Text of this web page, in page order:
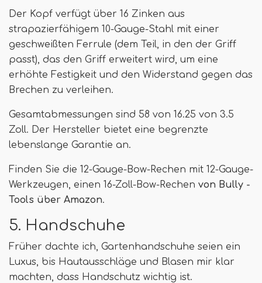
Der Kopf verfügt über 16 Zinken aus
strapazierfähigem 10-Gauge-Stahl mit einer
geschweißten Ferrule (dem Teil, in den der Griff
passt), das den Griff erweitert wird, um eine
erhöhte Festigkeit und den Widerstand gegen das
Brechen zu verleihen.
Gesamtabmessungen sind ‎58 von 16.25 von 3.5
Zoll. Der Hersteller bietet eine begrenzte
lebenslange Garantie an.
Finden Sie die 12-Gauge-Bow-Rechen mit 12-Gauge-
Werkzeugen, einen 16-Zoll-Bow-Rechen von Bully -
Tools über Amazon.
5. Handschuhe
Früher dachte ich, Gartenhandschuhe seien ein
Luxus, bis Hautausschläge und Blasen mir klar
machten, dass Handschutz wichtig ist.